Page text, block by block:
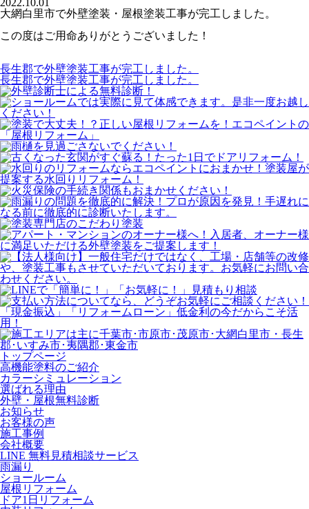
2022.10.01
大網白里市で外壁塗装・屋根塗装工事が完工しました。
この度はご用命ありがとうございました！
長生郡で外壁塗装工事が完工しました。
長生郡で外壁塗装工事が完工しました。
トップページ
⾼機能塗料のご紹介
カラーシミュレーション
選ばれる理由
外壁・屋根無料診断
お知らせ
お客様の声
施⼯事例
会社概要
LINE 無料⾒積相談サービス
⾬漏り
ショールーム
屋根リフォーム
ドア1⽇リフォーム